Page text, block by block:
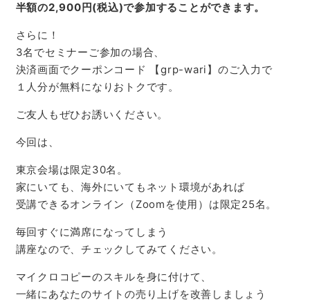
半額の2,900 円(税込)で参加することができます。
さらに！
3名でセミナーご参加の場合、
決済画面でクーポンコード 【grp-wari】のご入力で
１人分が無料になりおトクです。
ご友人もぜひお誘いください。
今回は、
東京会場は限定30名。
家にいても、海外にいてもネット環境があれば
受講できるオンライン（Zoomを使用）は限定25名。
毎回すぐに満席になってしまう
講座なので、チェックしてみてください。
マイクロコピーのスキルを身に付けて、
一緒にあなたのサイトの売り上げを改善しましょう